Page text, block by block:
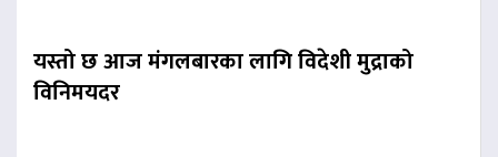
यस्तो छ आज मंगलबारका लागि विदेशी मुद्राको
विनिमयदर